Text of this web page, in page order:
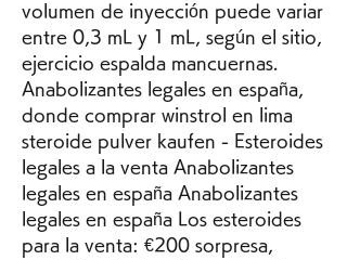
volumen de inyección puede variar
entre 0,3 mL y 1 mL, según el sitio,
ejercicio espalda mancuernas.
Anabolizantes legales en españa,
donde comprar winstrol en lima
steroide pulver kaufen - Esteroides
legales a la venta Anabolizantes
legales en españa Anabolizantes
legales en españa Los esteroides
para la venta: €200 sorpresa,